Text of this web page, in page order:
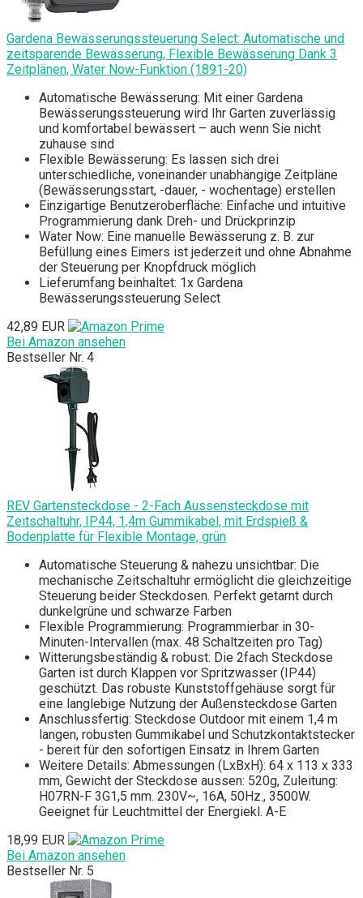
Gardena Bewässerungssteuerung Select: Automatische und
zeitsparende Bewässerung, Flexible Bewässerung Dank 3
Zeitplänen, Water Now-Funktion (1891-20)
Automatische Bewässerung: Mit einer Gardena
Bewässerungssteuerung wird Ihr Garten zuverlässig
und komfortabel bewässert – auch wenn Sie nicht
zuhause sind
Flexible Bewässerung: Es lassen sich drei
unterschiedliche, voneinander unabhängige Zeitpläne
(Bewässerungsstart, -dauer, - wochentage) erstellen
Einzigartige Benutzeroberfläche: Einfache und intuitive
Programmierung dank Dreh- und Drückprinzip
Water Now: Eine manuelle Bewässerung z. B. zur
Befüllung eines Eimers ist jederzeit und ohne Abnahme
der Steuerung per Knopfdruck möglich
Lieferumfang beinhaltet: 1x Gardena
Bewässerungssteuerung Select
42,89 EUR
Bei Amazon ansehen
Bestseller Nr. 4
REV Gartensteckdose - 2-Fach Aussensteckdose mit
Zeitschaltuhr, IP44, 1,4m Gummikabel, mit Erdspieß &
Bodenplatte für Flexible Montage, grün
Automatische Steuerung & nahezu unsichtbar: Die
mechanische Zeitschaltuhr ermöglicht die gleichzeitige
Steuerung beider Steckdosen. Perfekt getarnt durch
dunkelgrüne und schwarze Farben
Flexible Programmierung: Programmierbar in 30-
Minuten-Intervallen (max. 48 Schaltzeiten pro Tag)
Witterungsbeständig & robust: Die 2fach Steckdose
Garten ist durch Klappen vor Spritzwasser (IP44)
geschützt. Das robuste Kunststoffgehäuse sorgt für
eine langlebige Nutzung der Außensteckdose Garten
Anschlussfertig: Steckdose Outdoor mit einem 1,4 m
langen, robusten Gummikabel und Schutzkontaktstecker
- bereit für den sofortigen Einsatz in Ihrem Garten
Weitere Details: Abmessungen (LxBxH): 64 x 113 x 333
mm, Gewicht der Steckdose aussen: 520g, Zuleitung:
H07RN-F 3G1,5 mm. 230V~, 16A, 50Hz., 3500W.
Geeignet für Leuchtmittel der Energiekl. A-E
18,99 EUR
Bei Amazon ansehen
Bestseller Nr. 5